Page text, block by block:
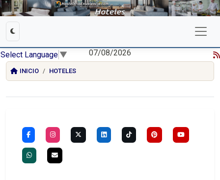
Select Language ▼ 07/08/2026
INICIO HOTELES